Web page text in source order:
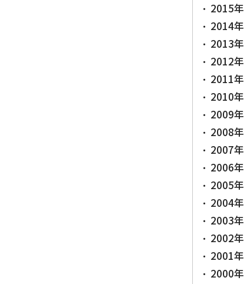
2015年
2014年
2013年
2012年
2011年
2010年
2009年
2008年
2007年
2006年
2005年
2004年
2003年
2002年
2001年
2000年